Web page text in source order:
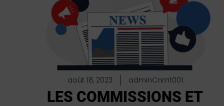
août 18, 2023 adminCnmt001
LES COMMISSIONS ET